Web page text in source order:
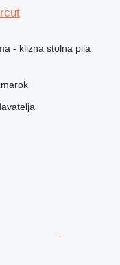
- klizna stolna pila